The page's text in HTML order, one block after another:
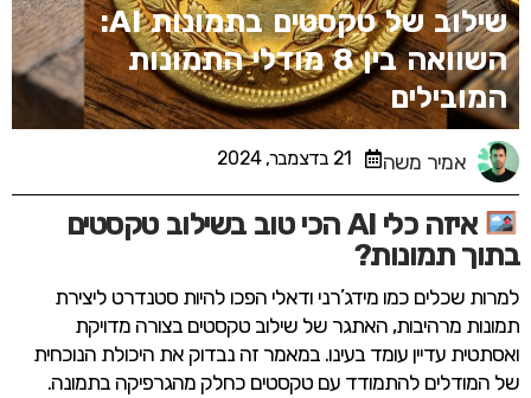
שילוב של טקסטים בתמונות AI:
השוואה בין 8 מודלי התמונות
המובילים
אמיר משה 21 בדצמבר, 2024
איזה כלי AI הכי טוב בשילוב טקסטים
בתוך תמונות?
למרות שכלים כמו מידג’רני ודאלי הפכו להיות סטנדרט ליצירת
תמונות מרהיבות, האתגר של שילוב טקסטים בצורה מדויקת
ואסתטית עדיין עומד בעינו. במאמר זה נבדוק את היכולת הנוכחית
של המודלים להתמודד עם טקסטים כחלק מהגרפיקה בתמונה.